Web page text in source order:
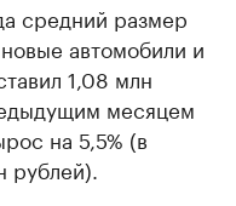
средний размер
автомобили и
1,08 млн
месяцем
на 5,5% (в